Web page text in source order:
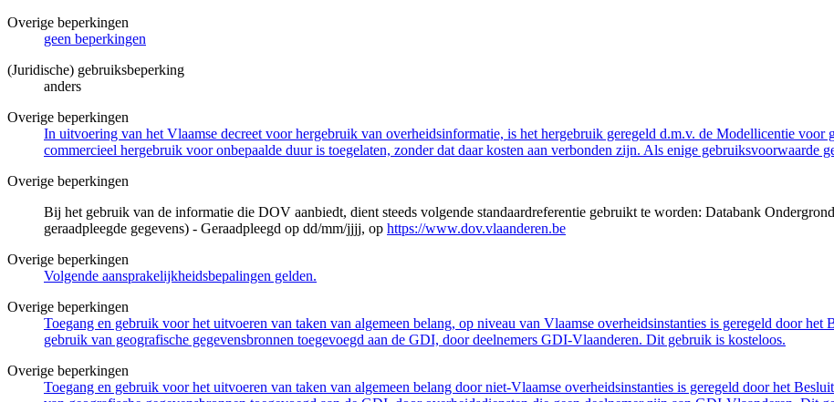
Overige beperkingen
geen beperkingen
(Juridische) gebruiksbeperking
anders
Overige beperkingen
In uitvoering van het Vlaamse decreet voor hergebruik van overheidsinformatie, is het hergebruik geregeld d.m.v. de Modellicentie
commercieel hergebruik voor onbepaalde duur is toegelaten, zonder dat daar kosten aan verbonden zijn. Als enige gebruiksvoorwaarde
Overige beperkingen
Bij het gebruik van de informatie die DOV aanbiedt, dient steeds volgende standaardreferentie gebruikt te worden: Databank
geraadpleegde gegevens) - Geraadpleegd op dd/mm/jjjj, op https://www.dov.vlaanderen.be
Overige beperkingen
Volgende aansprakelijkheidsbepalingen gelden.
Overige beperkingen
Toegang en gebruik voor het uitvoeren van taken van algemeen belang, op niveau van Vlaamse overheidsinstanties is geregeld door
gebruik van geografische gegevensbronnen toegevoegd aan de GDI, door deelnemers GDI-Vlaanderen. Dit gebruik is kosteloos.
Overige beperkingen
Toegang en gebruik voor het uitvoeren van taken van algemeen belang door niet-Vlaamse overheidsinstanties is geregeld door het